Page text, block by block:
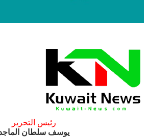
رئيس التحرير
يوسف سلطان